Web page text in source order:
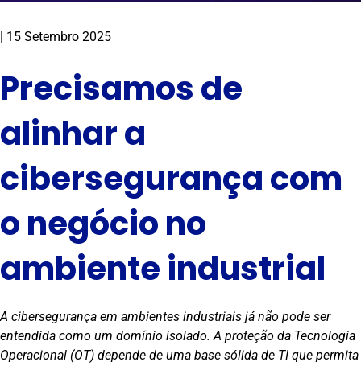
| 15 Setembro 2025
Precisamos de
alinhar a
cibersegurança com
o negócio no
ambiente industrial
A cibersegurança em ambientes industriais já não pode ser
entendida como um domínio isolado. A proteção da Tecnologia
Operacional (OT) depende de uma base sólida de TI que permita